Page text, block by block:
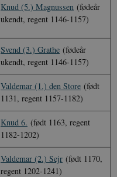
Knud (5.) Magnussen (fødeår
ukendt, regent 1146-1157)
Svend (3.) Grathe (fødeår
ukendt, regent 1146-1157)
Valdemar (1.) den Store (født
1131, regent 1157-1182)
Knud 6. (født 1163, regent
1182-1202)
Valdemar (2.) Sejr (født 1170,
regent 1202-1241)